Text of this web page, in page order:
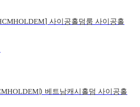
사이공홀덤룸 사이공홀
베트남캐시홀덤 사이공홀